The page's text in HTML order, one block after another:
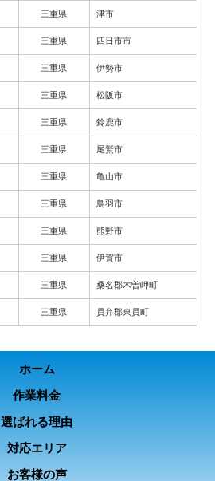
三重県 津市
三重県 四日市市
三重県 伊勢市
三重県 松阪市
三重県 鈴鹿市
三重県 尾鷲市
三重県 亀山市
三重県 鳥羽市
三重県 熊野市
三重県 伊賀市
三重県 桑名郡木曽岬町
三重県 員弁郡東員町
ホーム
作業料金
選ばれる理由
対応エリア
お客様の声